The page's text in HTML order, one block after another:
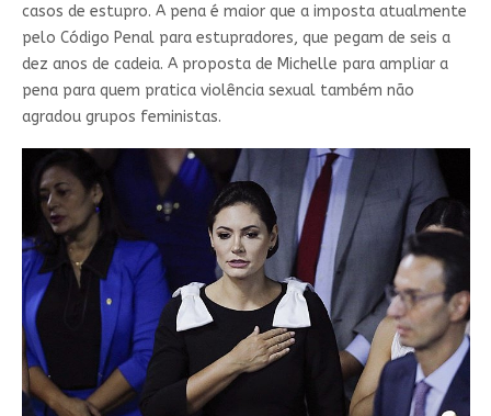
casos de estupro. A pena é maior que a imposta atualmente
pelo Código Penal para estupradores, que pegam de seis a
dez anos de cadeia. A proposta de Michelle para ampliar a
pena para quem pratica violência sexual também não
agradou grupos feministas.